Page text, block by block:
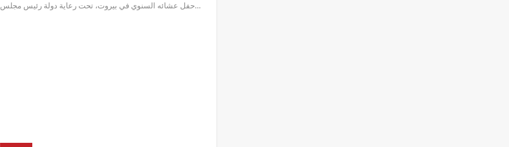
حفل عشائه السنوي في بيروت، تحت رعاية دولة رئيس مجلس…